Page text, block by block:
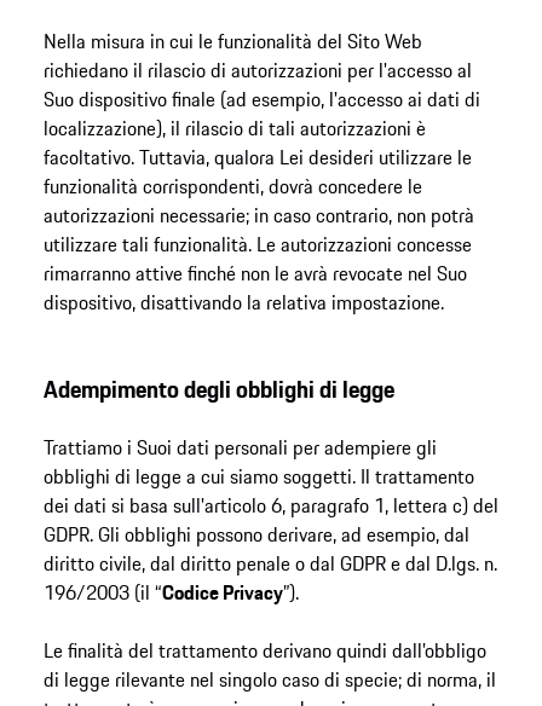
Nella misura in cui le funzionalità del Sito Web
richiedano il rilascio di autorizzazioni per l'accesso al
Suo dispositivo finale (ad esempio, l'accesso ai dati di
localizzazione), il rilascio di tali autorizzazioni è
facoltativo. Tuttavia, qualora Lei desideri utilizzare le
funzionalità corrispondenti, dovrà concedere le
autorizzazioni necessarie; in caso contrario, non potrà
utilizzare tali funzionalità. Le autorizzazioni concesse
rimarranno attive finché non le avrà revocate nel Suo
dispositivo, disattivando la relativa impostazione.
Adempimento degli obblighi di legge
Trattiamo i Suoi dati personali per adempiere gli
obblighi di legge a cui siamo soggetti. Il trattamento
dei dati si basa sull'articolo 6, paragrafo 1, lettera c) del
GDPR. Gli obblighi possono derivare, ad esempio, dal
diritto civile, dal diritto penale o dal GDPR e dal D.lgs. n.
196/2003 (il “Codice Privacy”).
Le finalità del trattamento derivano quindi dall’obbligo
di legge rilevante nel singolo caso di specie; di norma, il